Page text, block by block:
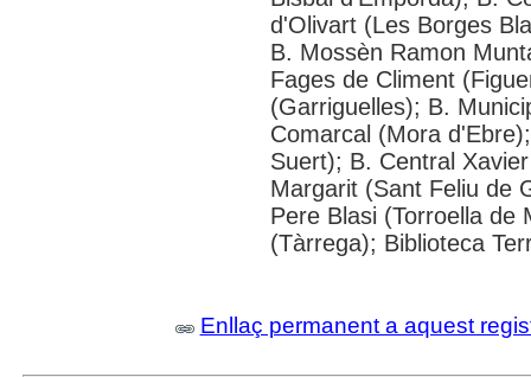
d'Olivart (Les Borges
B. Mossèn Ramon
Fages de Climent
(Garriguelles); B.
Comarcal (Mora
Suert); B. Central
Margarit (Sant Feliu de
Pere Blasi (Torroella de
(Tàrrega); Biblioteca
Enllaç permanent a aquest